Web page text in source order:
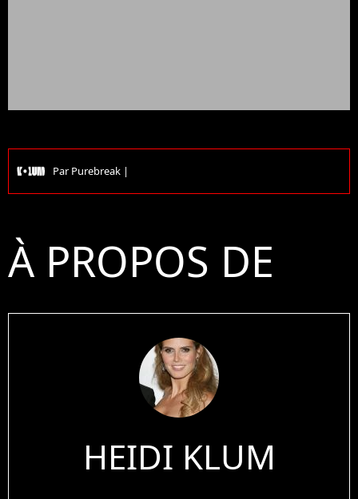
ParPurebreak |
À PROPOS DE
HEIDI KLUM